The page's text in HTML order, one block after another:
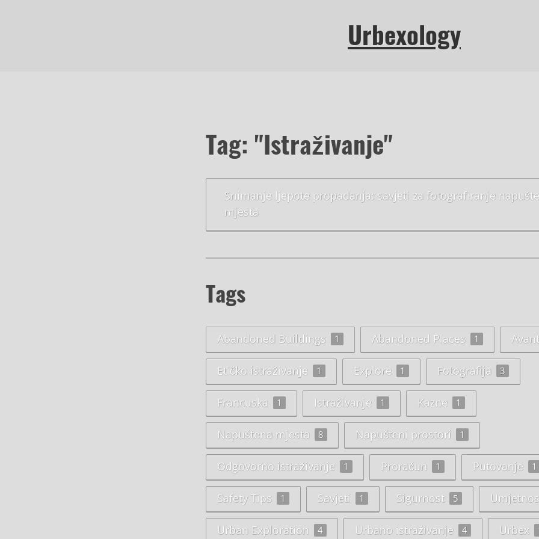
Urbexology
Tag: "Istraživanje"
Snimanje ljepote propadanja: savjeti za fotografiranje
mjesta
Tags
Abandoned Buildings 1 Abandoned Places 1
Etičko istraživanje 1 Explore 1 Fotografija 3
Francuska 1 Istraživanje 1 Kazne 1
Napuštena mjesta 8 Napušteni prostori 1
Odgovorno istraživanje 1 Proračun 1 Putovanje 1
Safety Tips 1 Savjeti 1 Sigurnost 5
Urban Exploration 4 Urbano istraživanje 4 Urbex